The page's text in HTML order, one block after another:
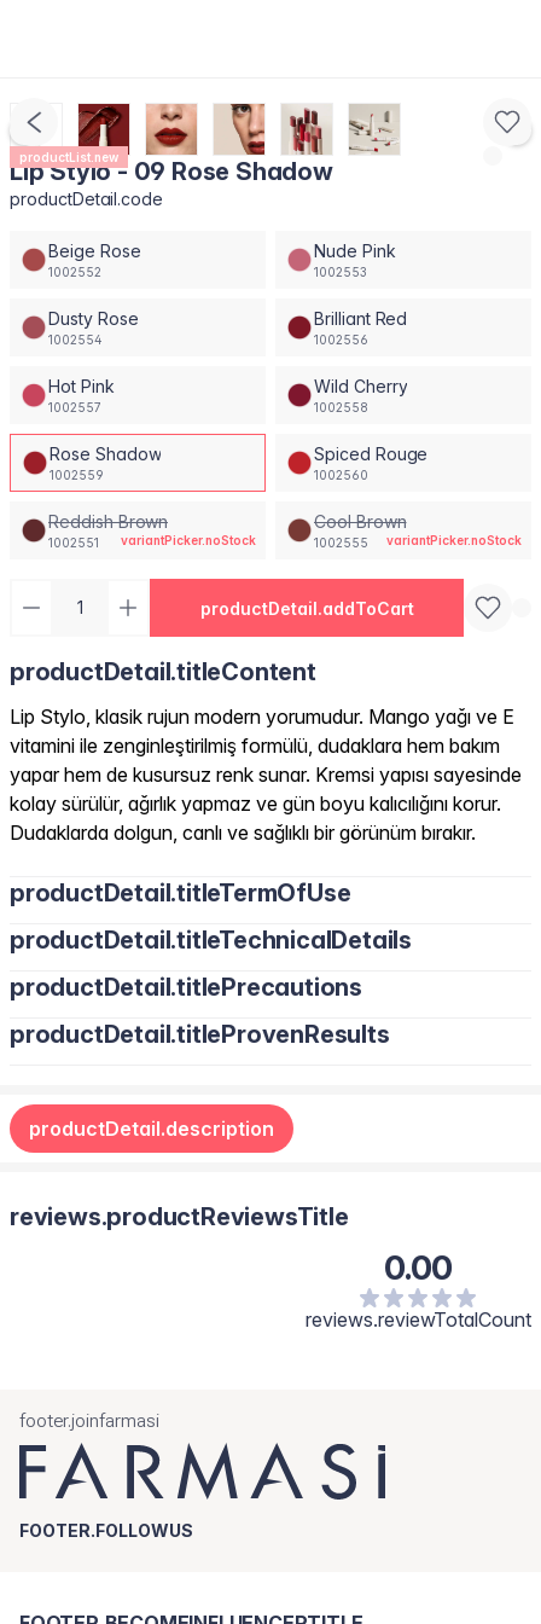
productList.new
Lip Stylo - 09 Rose Shadow
productDetail.code
Beige Rose
1002552
Nude Pink
1002553
Dusty Rose
1002554
Brilliant Red
1002556
Hot Pink
1002557
Wild Cherry
1002558
Rose Shadow
1002559
Spiced Rouge
1002560
Reddish Brown
1002551 variantPicker.noStock
Cool Brown
1002555 variantPicker.noStock
productDetail.addToCart
productDetail.titleContent
Lip Stylo, klasik rujun modern yorumudur. Mango yağı ve E
vitamini ile zenginleştirilmiş formülü, dudaklara hem bakım
yapar hem de kusursuz renk sunar. Kremsi yapısı sayesinde
kolay sürülür, ağırlık yapmaz ve gün boyu kalıcılığını korur.
Dudaklarda dolgun, canlı ve sağlıklı bir görünüm bırakır.
productDetail.titleTermOfUse
productDetail.titleTechnicalDetails
productDetail.titlePrecautions
productDetail.titleProvenResults
productDetail.description
reviews.productReviewsTitle
0.00
reviews.reviewTotalCount
footer.joinfarmasi
FOOTER.FOLLOWUS